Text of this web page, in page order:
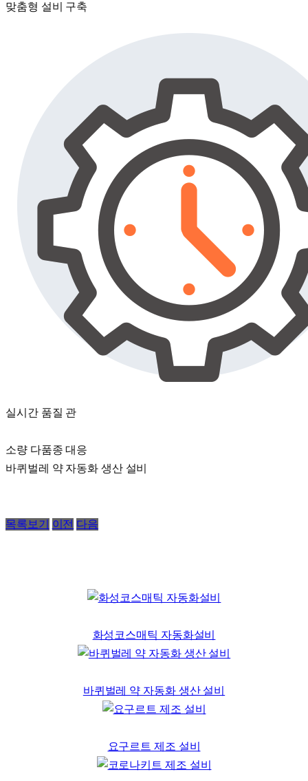
맞춤형 설비 구축
실시간 품질 관
소량 다품종 대응
바퀴벌레 약 자동화 생산 설비
목록보기 이전 다음
화성코스매틱 자동화설비
바퀴벌레 약 자동화 생산 설비
요구르트 제조 설비